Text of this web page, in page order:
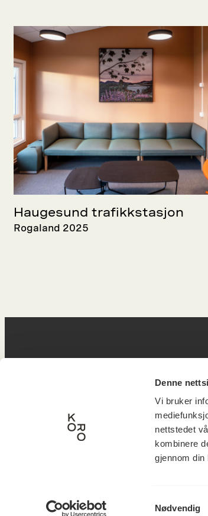
Denne
Vi bruker
nettstedet
kombinere
gjennom din
Nødvendig
Haugesund trafikkstasjon
Rogaland 2025
Postboks 6994
St. Olavs plass
22 99 11 99